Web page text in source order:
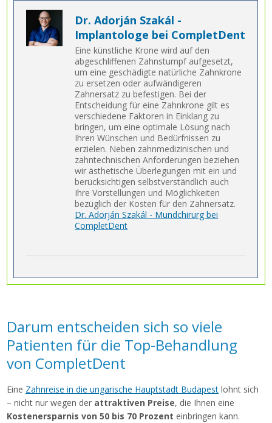
Dr. Adorján Szakál -
Implantologe bei CompletDent
Eine künstliche Krone wird auf den
abgeschliffenen Zahnstumpf aufgesetzt,
um eine geschädigte natürliche Zahnkrone
zu ersetzen oder aufwändigeren
Zahnersatz zu befestigen. Bei der
Entscheidung für eine Zahnkrone gilt es
verschiedene Faktoren in Einklang zu
bringen, um eine optimale Lösung nach
Ihren Wünschen und Bedürfnissen zu
erzielen. Neben zahnmedizinischen und
zahntechnischen Anforderungen beziehen
wir ästhetische Überlegungen mit ein und
berücksichtigen selbstverständlich auch
Ihre Vorstellungen und Möglichkeiten
bezüglich der Kosten für den Zahnersatz.
Dr. Adorján Szakál - Mundchirurg bei
CompletDent
Darum entscheiden sich so viele
Patienten für die Top-Behandlung
von CompletDent
Eine Zahnreise in die ungarische Hauptstadt Budapest lohnt sich
– nicht nur wegen der attraktiven Preise, die Ihnen eine
Kostenersparnis von 50 bis 70 Prozent einbringen kann.